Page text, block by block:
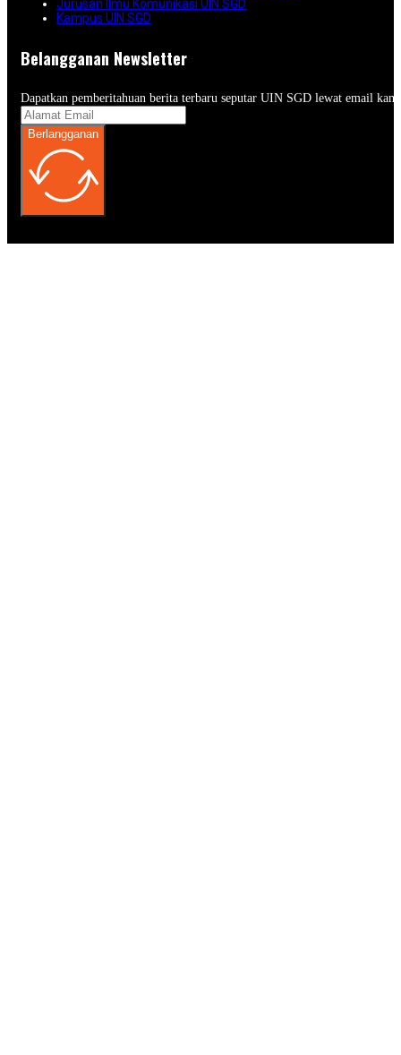
Jurusan Ilmu Komunikasi UIN SGD
Kampus UIN SGD
Belangganan Newsletter
Dapatkan pemberitahuan berita terbaru seputar UIN SGD lewat email
Berlangganan